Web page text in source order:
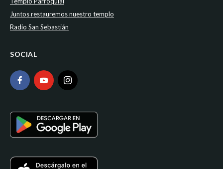
Juntos restauremos nuestro templo
Radio San Sebastián
SOCIAL